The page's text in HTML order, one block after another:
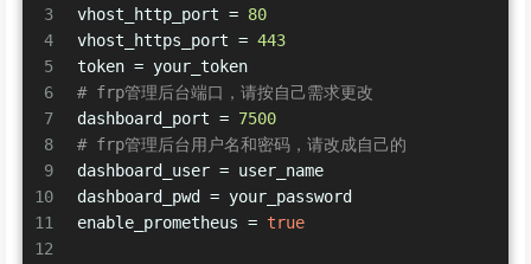
3
4
5
6
7
8
9
10
11
12
vhost_http_port = 80
vhost_https_port = 443
token = your_token
# frp管理后台端口，请按自己需求更改
dashboard_port = 7500
# frp管理后台用户名和密码，请改成自己的
dashboard_user = user_name
dashboard_pwd
= your_password
enable_prometheus = true